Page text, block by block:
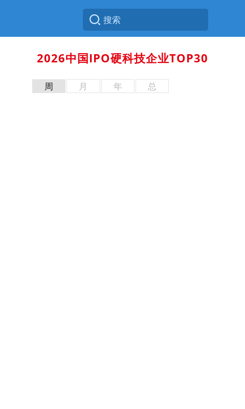
2026中国IPO硬科技企业TOP30
周 月 年 总